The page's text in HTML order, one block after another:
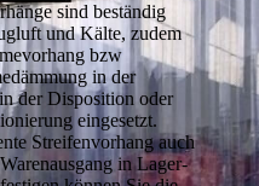
sind beständig
und Kälte, zudem
bzw
in der
der Disposition oder
eingesetzt.
Streifenvorhang auch
in Lager-